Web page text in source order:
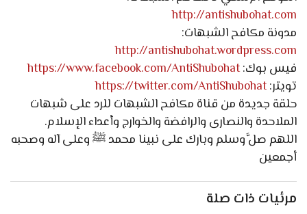
http://antishubohat.com
مدونة مكافح الشبهات:
http://antishubohat.wordpress.com
فيس بوك:https://www.facebook.com/AntiShubohat
تويتر:https://twitter.com/AntiShubohat
حلقة جديدة من قناة مكافح الشبهات للرد على شبهات
الملاحدة والنصارى والرافضة والخوارج وأعداء الإسلام.
اللهم صلَّ وسلم وبارك على نبينا محمد ﷺ وعلى آله وصحبه
أجمعين
مرئيات ذات صلة